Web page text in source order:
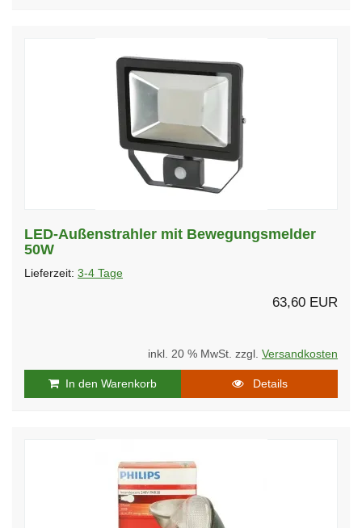
LED-Außenstrahler mit Bewegungsmelder
50W
Lieferzeit: 3-4 Tage
63,60 EUR
inkl. 20 % MwSt. zzgl. Versandkosten
In den Warenkorb Details